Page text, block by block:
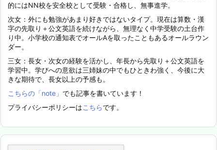
的にはNN校を安全校として受験・合格し、無事進学。
次女：外にも勉強があまり好きではないタイプ。現在は算数・漢
字の先取り＋公文英語を続けながら、無理なく中学受験の土台作
り中。小学校の通知表でオールAを取ったこともあるオールラウン
ダー。
三女：長女・次女の経験を活かし、年長から先取り＋公文英語を
学習中。学びへの意欲は三姉妹の中でもひときわ強く、今後に大
きな期待で、長女以上の予感も。
こちらの「note」 でも記事を書いています！
プライバシーポリシーはこちらです。